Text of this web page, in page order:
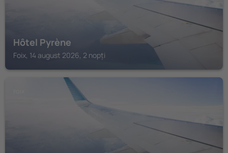
Hôtel Pyrène
Foix, 14 august 2026, 2 nopți